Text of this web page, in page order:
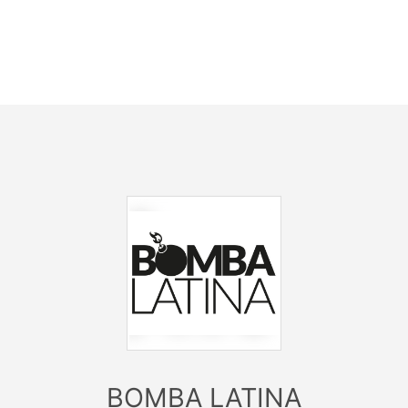
7 EUR im Kantine Stadtbüro, Langer Graben 12, 74523
BOMBA LATINA